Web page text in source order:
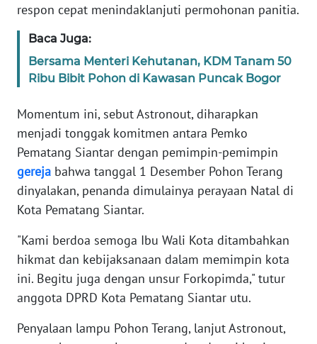
respon cepat menindaklanjuti permohonan panitia.
Baca Juga:
Bersama Menteri Kehutanan, KDM Tanam 50
Ribu Bibit Pohon di Kawasan Puncak Bogor
Momentum ini, sebut Astronout, diharapkan
menjadi tonggak komitmen antara Pemko
Pematang Siantar dengan pemimpin-pemimpin
gereja bahwa tanggal 1 Desember Pohon Terang
dinyalakan, penanda dimulainya perayaan Natal di
Kota Pematang Siantar.
"Kami berdoa semoga Ibu Wali Kota ditambahkan
hikmat dan kebijaksanaan dalam memimpin kota
ini. Begitu juga dengan unsur Forkopimda," tutur
anggota DPRD Kota Pematang Siantar utu.
Penyalaan lampu Pohon Terang, lanjut Astronout,
BABEL
WN
WN
WN
BENGKULU
WN
JATENG
WN